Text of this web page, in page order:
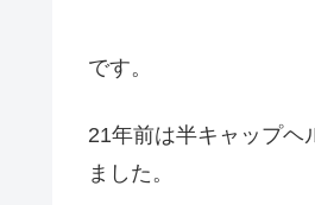
です。
21年前は半キャップヘ
ました。